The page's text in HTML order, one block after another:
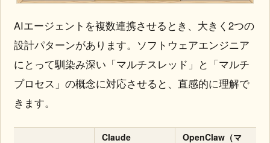
AIエージェントを複数連携させるとき、大きく2つの
設計パターンがあります。ソフトウェアエンジニア
にとって馴染み深い「マルチスレッド」と「マルチ
プロセス」の概念に対応させると、直感的に理解で
きます。
Claude
OpenClaw（マ